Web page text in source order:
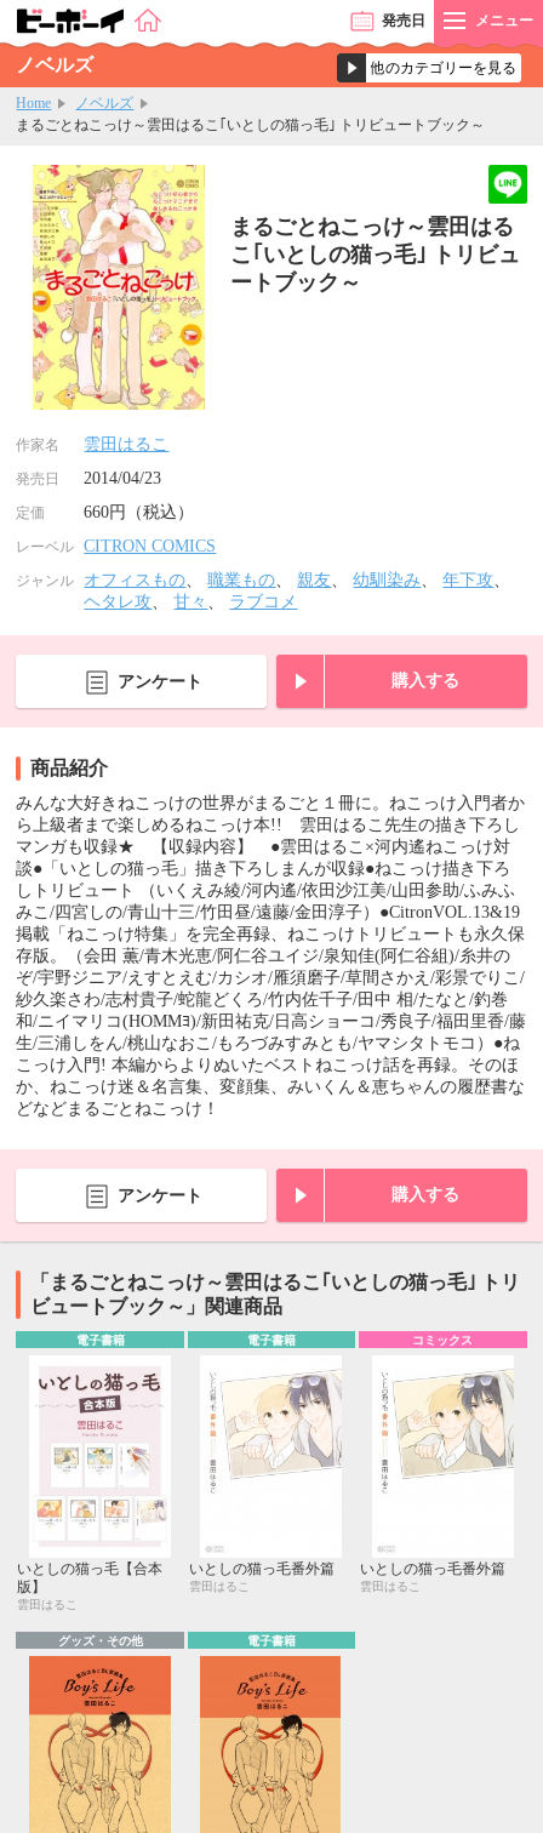
発売日 メニュー
ノベルズ
Home
ノベルズ
まるごとねこっけ～雲田はるこ｢いとしの猫っ毛｣ トリビュートブック～
まるごとねこっけ～雲田はる
こ｢いとしの猫っ毛｣ トリビュ
ートブック～
作家名 雲田はるこ
発売日 2014/04/23
定価 660円（税込）
レーベル CITRON COMICS
ジャンル オフィスもの、職業もの、親友、幼馴染み、年下攻、
ヘタレ攻、甘々 、 ラブコメ
アンケート 購入する
商品紹介
みんな大好きねこっけの世界がまるごと１冊に。ねこっけ入門者か
ら上級者まで楽しめるねこっけ本!! 雲田はるこ先生の描き下ろし
マンガも収録★ 【収録内容】 ●雲田はるこ×河内遙ねこっけ対
談●「いとしの猫っ毛」描き下ろしまんが収録●ねこっけ描き下ろ
しトリビュート （いくえみ綾/河内遙/依田沙江美/山田参助/ふみふ
みこ/四宮しの/青山十三/竹田昼/遠藤/金田淳子）●CitronVOL.13&19
掲載「ねこっけ特集」を完全再録、ねこっけトリビュートも永久保
存版。（会田 薫/青木光恵/阿仁谷ユイジ/泉知佳(阿仁谷組)/糸井の
ぞ/宇野ジニア/えすとえむ/カシオ/雁須磨子/草間さかえ/彩景でりこ/
紗久楽さわ/志村貴子/蛇龍どくろ/竹内佐千子/田中 相/たなと/釣巻
和/ニイマリコ(HOMMﾖ)/新田祐克/日高ショーコ/秀良子/福田里香/藤
生/三浦しをん/桃山なおこ/もろづみすみとも/ヤマシタトモコ）●ね
こっけ入門! 本編からよりぬいたベストねこっけ話を再録。そのほ
か、ねこっけ迷＆名言集、変顔集、みいくん＆恵ちゃんの履歴書な
どなどまるごとねこっけ！
アンケート 購入する
「まるごとねこっけ～雲田はるこ｢いとしの猫っ毛｣ トリ
ビュートブック～」関連商品
電子書籍
いとしの猫っ毛【合本
版】
雲田はるこ
電子書籍
いとしの猫っ毛番外篇
雲田はるこ
コミックス
いとしの猫っ毛番外篇
雲田はるこ
グッズ・その他 電子書籍